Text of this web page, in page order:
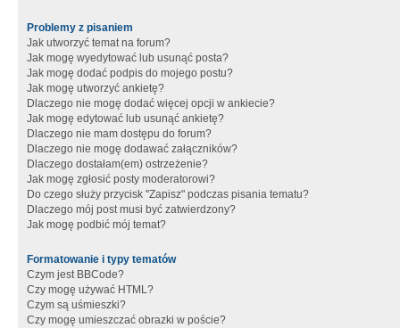
Problemy z pisaniem
Jak utworzyć temat na forum?
Jak mogę wyedytować lub usunąć posta?
Jak mogę dodać podpis do mojego postu?
Jak mogę utworzyć ankietę?
Dlaczego nie mogę dodać więcej opcji w ankiecie?
Jak mogę edytować lub usunąć ankietę?
Dlaczego nie mam dostępu do forum?
Dlaczego nie mogę dodawać załączników?
Dlaczego dostałam(em) ostrzeżenie?
Jak mogę zgłosić posty moderatorowi?
Do czego służy przycisk "Zapisz" podczas pisania tematu?
Dlaczego mój post musi być zatwierdzony?
Jak mogę podbić mój temat?
Formatowanie i typy tematów
Czym jest BBCode?
Czy mogę używać HTML?
Czym są uśmieszki?
Czy mogę umieszczać obrazki w poście?